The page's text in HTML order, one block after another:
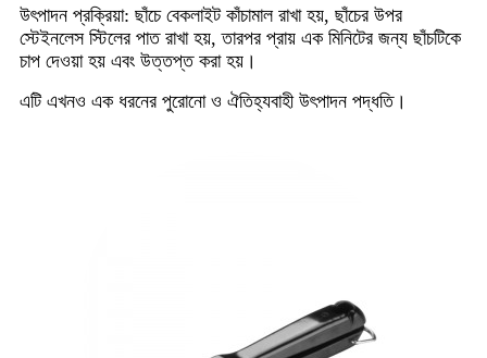
উৎপাদন প্রক্রিয়া: ছাঁচে বেকলাইট কাঁচামাল রাখা হয়, ছাঁচের উপর
স্টেইনলেস স্টিলের পাত রাখা হয়, তারপর প্রায় এক মিনিটের জন্য ছাঁচটিকে
চাপ দেওয়া হয় এবং উত্তপ্ত করা হয়।
এটি এখনও এক ধরনের পুরোনো ও ঐতিহ্যবাহী উৎপাদন পদ্ধতি।